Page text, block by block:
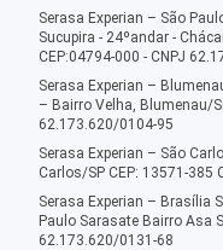
Serasa Experian – São
Sucupira - 24ºandar -
CEP:04794-000 - CNPJ
Serasa Experian –
– Bairro Velha, Blumenau/
62.173.620/0104-95
Serasa Experian – São
Carlos/SP CEP: 13571-385
Serasa Experian – Brasília
Paulo Sarasate Bairro Asa
62.173.620/0131-68